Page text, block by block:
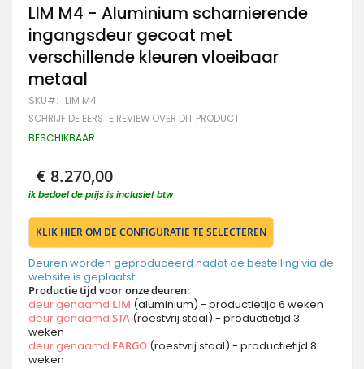
Ga
naar
het
begin
van
de
gallerij
LIM M4 - Aluminium scharnierende
ingangsdeur gecoat met
verschillende kleuren vloeibaar
metaal
SKU LIM M4
SCHRIJF DE EERSTE REVIEW OVER DIT PRODUCT
BESCHIKBAAR
€ 8.270,00
ik bedoel de prijs is inclusief btw
KLIK HIER OM DE CONFIGURATIE TE SELECTEREN
Deuren worden geproduceerd nadat de bestelling via de
website is geplaatst.
Productie tijd voor onze deuren:
deur genaamd LIM (aluminium) - productietijd 6 weken
deur genaamd STA (roestvrij staal) - productietijd 3
weken
deur genaamd FARGO (roestvrij staal) - productietijd 8
weken